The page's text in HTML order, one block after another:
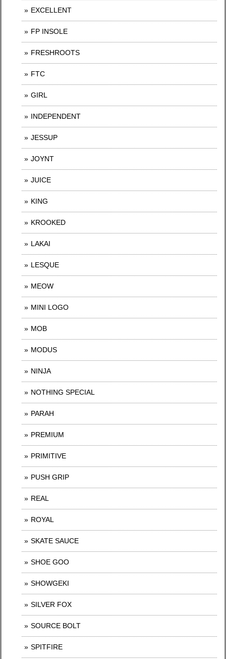
EXCELLENT
FP INSOLE
FRESHROOTS
FTC
GIRL
INDEPENDENT
JESSUP
JOYNT
JUICE
KING
KROOKED
LAKAI
LESQUE
MEOW
MINI LOGO
MOB
MODUS
NINJA
NOTHING SPECIAL
PARAH
PREMIUM
PRIMITIVE
PUSH GRIP
REAL
ROYAL
SKATE SAUCE
SHOE GOO
SHOWGEKI
SILVER FOX
SOURCE BOLT
SPITFIRE